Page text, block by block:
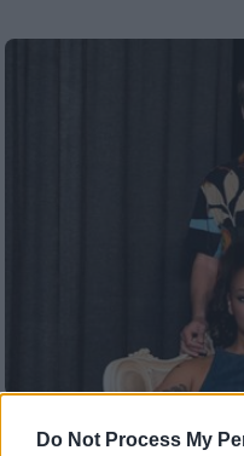
Do Not Process My
Μουσική |03.06.2026